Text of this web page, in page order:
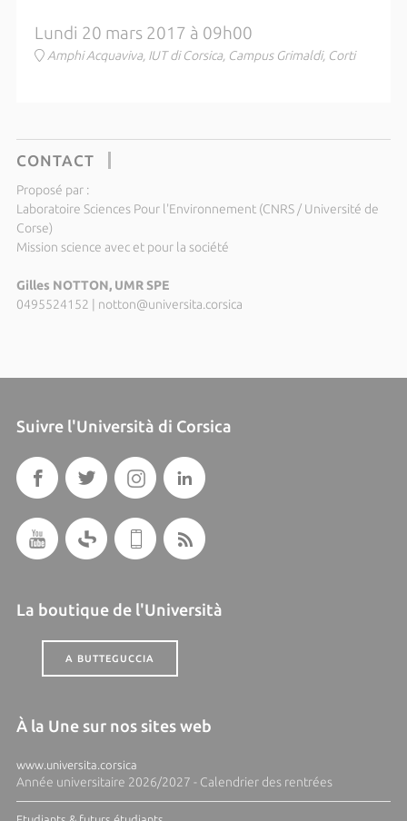
Lundi 20 mars 2017 à 09h00
Amphi Acquaviva, IUT di Corsica, Campus Grimaldi, Corti
CONTACT
Proposé par :
Laboratoire Sciences Pour l'Environnement (CNRS / Université de
Corse)
Mission science avec et pour la société
Gilles NOTTON, UMR SPE
0495524152 | notton@universita.corsica
Suivre l'Università di Corsica
La boutique de l'Università
A BUTTEGUCCIA
À la Une sur nos sites web
www.universita.corsica
Année universitaire 2026/2027 - Calendrier des rentrées